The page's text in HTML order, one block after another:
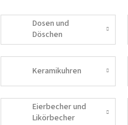
Dosen und
Döschen
Keramikuhren
Eierbecher und
Likörbecher